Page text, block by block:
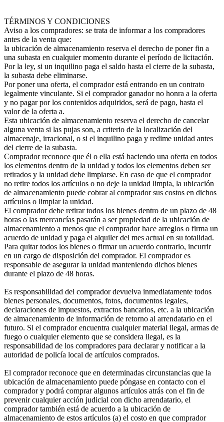
TÉRMINOS Y CONDICIONES
Aviso a los compradores: se trata de informar a los compradores
antes de la venta que:
la ubicación de almacenamiento reserva el derecho de poner fin a
una subasta en cualquier momento durante el período de licitación.
Por la ley, si un inquilino paga el saldo hasta el cierre de la subasta,
la subasta debe eliminarse.
Por poner una oferta, el comprador está entrando en un contrato
legalmente vinculante. Si el comprador ganador no honra a la oferta
y no pagar por los contenidos adquiridos, será de pago, hasta el
valor de la oferta a.
Esta ubicación de almacenamiento reserva el derecho de cancelar
alguna venta si las pujas son, a criterio de la localización del
almacenaje, irracional, o si el inquilino paga y redime unidad antes
del cierre de la subasta.
Comprador reconoce que él o ella está haciendo una oferta en todos
los elementos dentro de la unidad y todos los elementos deben ser
retirados y la unidad debe limpiarse. En caso de que el comprador
no retire todos los artículos o no deje la unidad limpia, la ubicación
de almacenamiento puede cobrar al comprador sus costos en dichos
artículos o limpiar la unidad.
El comprador debe retirar todos los bienes dentro de un plazo de 48
horas o las mercancías pasarán a ser propiedad de la ubicación de
almacenamiento a menos que el comprador hace arreglos o firma un
acuerdo de unidad y paga el alquiler del mes actual en su totalidad.
Para quitar todos los bienes o firmar un acuerdo contrario, incurrir
en un cargo de disposición del comprador. El comprador es
responsable de asegurar la unidad manteniendo dichos bienes
durante el plazo de 48 horas.
Es responsabilidad del comprador devuelva inmediatamente todos
bienes personales, documentos, fotos, documentos legales,
declaraciones de impuestos, extractos bancarios, etc. a la ubicación
de almacenamiento de información de retorno al arrendatario en el
futuro. Si el comprador encuentra cualquier material ilegal, armas de
fuego o cualquier elemento que se considera ilegal, es la
responsabilidad de los compradores para declarar y notificar a la
autoridad de policía local de artículos comprados.
El comprador reconoce que en determinadas circunstancias que la
ubicación de almacenamiento puede póngase en contacto con el
comprador y podrá comprar algunos artículos atrás con el fin de
prevenir cualquier acción judicial con dicho arrendatario, el
comprador también está de acuerdo a la ubicación de
almacenamiento de estos artículos (a) el costo en que comprador